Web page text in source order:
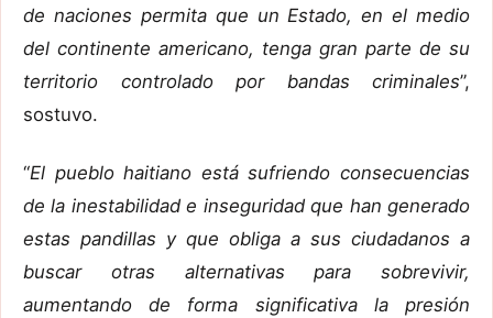
de naciones permita que un Estado, en el medio
del continente americano, tenga gran parte de su
territorio controlado por bandas criminales”,
sostuvo.
“El pueblo haitiano está sufriendo consecuencias
de la inestabilidad e inseguridad que han generado
estas pandillas y que obliga a sus ciudadanos a
buscar otras alternativas para sobrevivir,
aumentando de forma significativa la presión